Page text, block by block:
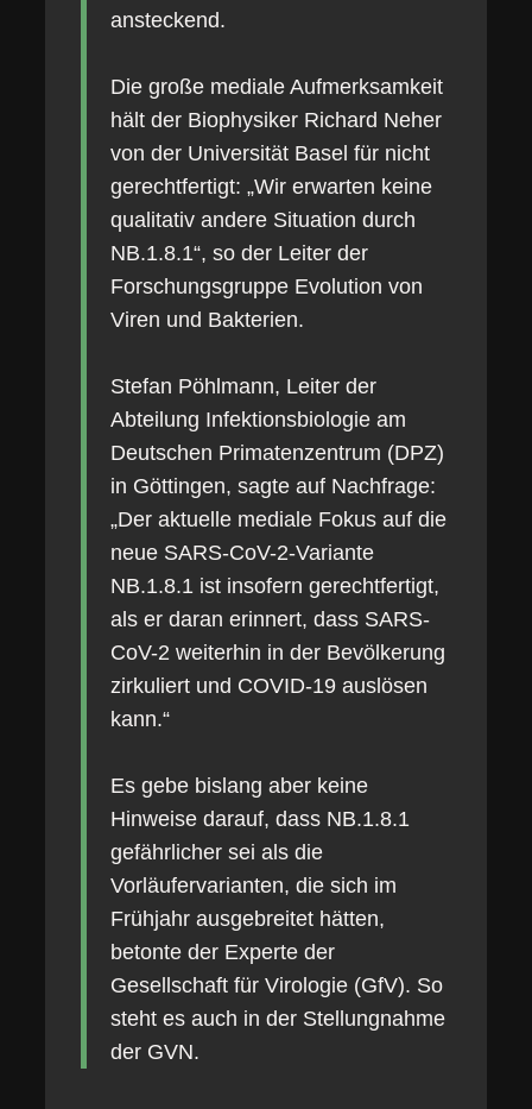
ansteckend.
Die große mediale Aufmerksamkeit
hält der Biophysiker Richard Neher
von der Universität Basel für nicht
gerechtfertigt: „Wir erwarten keine
qualitativ andere Situation durch
NB.1.8.1“, so der Leiter der
Forschungsgruppe Evolution von
Viren und Bakterien.
Stefan Pöhlmann, Leiter der
Abteilung Infektionsbiologie am
Deutschen Primatenzentrum (DPZ)
in Göttingen, sagte auf Nachfrage:
„Der aktuelle mediale Fokus auf die
neue SARS-CoV-2-Variante
NB.1.8.1 ist insofern gerechtfertigt,
als er daran erinnert, dass SARS-
CoV-2 weiterhin in der Bevölkerung
zirkuliert und COVID-19 auslösen
kann.“
Es gebe bislang aber keine
Hinweise darauf, dass NB.1.8.1
gefährlicher sei als die
Vorläufervarianten, die sich im
Frühjahr ausgebreitet hätten,
betonte der Experte der
Gesellschaft für Virologie (GfV). So
steht es auch in der Stellungnahme
der GVN.